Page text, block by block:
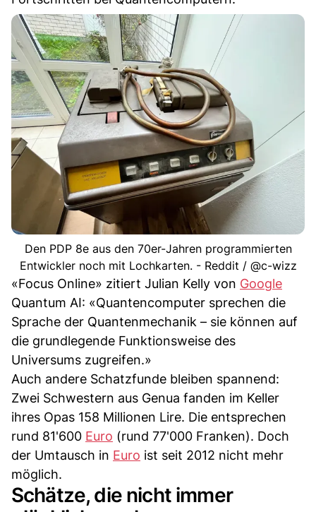
Den PDP 8e aus den 70er-Jahren programmierten
Entwickler noch mit Lochkarten. - Reddit / @c-wizz
«Focus Online» zitiert Julian Kelly von Google
Quantum AI: «Quantencomputer sprechen die
Sprache der Quantenmechanik – sie können auf
die grundlegende Funktionsweise des
Universums zugreifen.»
Auch andere Schatzfunde bleiben spannend:
Zwei Schwestern aus Genua fanden im Keller
ihres Opas 158 Millionen Lire. Die entsprechen
rund 81'600 Euro (rund 77'000 Franken). Doch
der Umtausch in Euro ist seit 2012 nicht mehr
möglich.
Schätze, die nicht immer